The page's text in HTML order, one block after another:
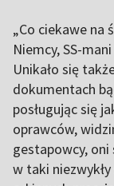
„Co ciekawe na
Niemcy, SS-
Unikało się
dokumentach
posługując się
oprawców,
gestapowcy,
w taki